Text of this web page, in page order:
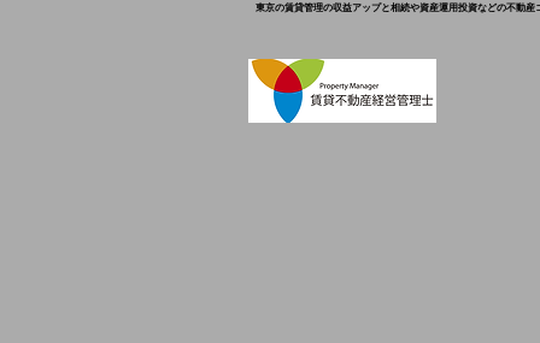
東京の賃貸管理の収益アップと相続や資産運用投資などの不動